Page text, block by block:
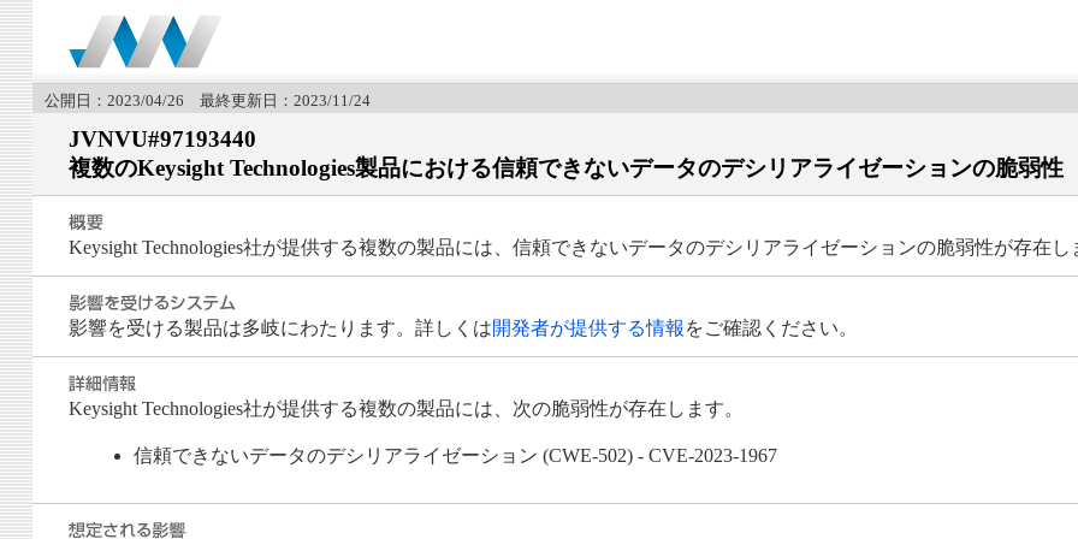
公開日：2023/04/26 最終更新日：2023/11/24
JVNVU#97193440
複数のKeysight Technologies製品における信頼できないデータのデシリアライゼーションの脆弱性
Keysight Technologies社が提供する複数の製品には、信頼できないデータのデシリアライゼーションの脆弱性が存在し
影響を受ける製品は多岐にわたります。詳しくは開発者が提供する情報 をご確認ください。
Keysight Technologies社が提供する複数の製品には、次の脆弱性が存在します。
信頼できないデータのデシリアライゼーション (CWE-502) - CVE-2023-1967